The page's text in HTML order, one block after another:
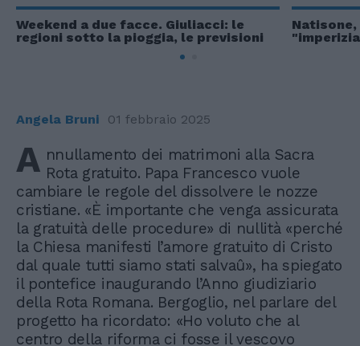
Weekend a due facce. Giuliacci: le
regioni sotto la pioggia, le previsioni
Angela Bruni 01 febbraio 2025
A nnullamento dei matrimoni alla Sacra
Rota gratuito. Papa Francesco vuole
cambiare le regole del dissolvere le nozze
cristiane. «È importante che venga assicurata
la gratuità delle procedure» di nullità «perché
la Chiesa manifesti l’amore gratuito di Cristo
dal quale tutti siamo stati salvaû», ha spiegato
il pontefice inaugurando l’Anno giudiziario
della Rota Romana. Bergoglio, nel parlare del
progetto ha ricordato: «Ho voluto che al
centro della riforma ci fosse il vescovo